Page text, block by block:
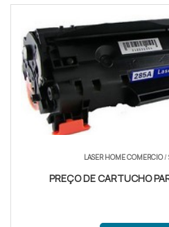
LASER HOME COMERCIO/
PREÇO DE CARTUCHO